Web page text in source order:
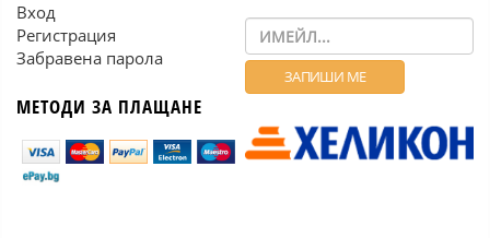
Вход
Регистрация
Забравена парола
МЕТОДИ ЗА ПЛАЩАНЕ